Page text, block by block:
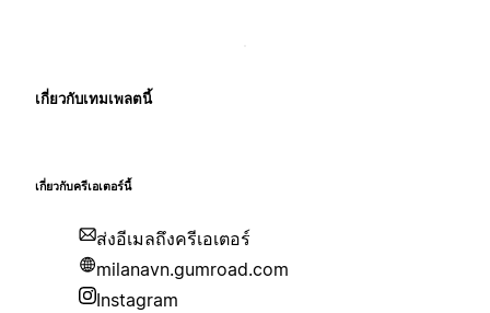
เกี่ยวกับเทมเพลตนี้
เกี่ยวกับครีเอเตอร์นี้
ส่งอีเมลถึงครีเอเตอร์
milanavn.gumroad.com
Instagram